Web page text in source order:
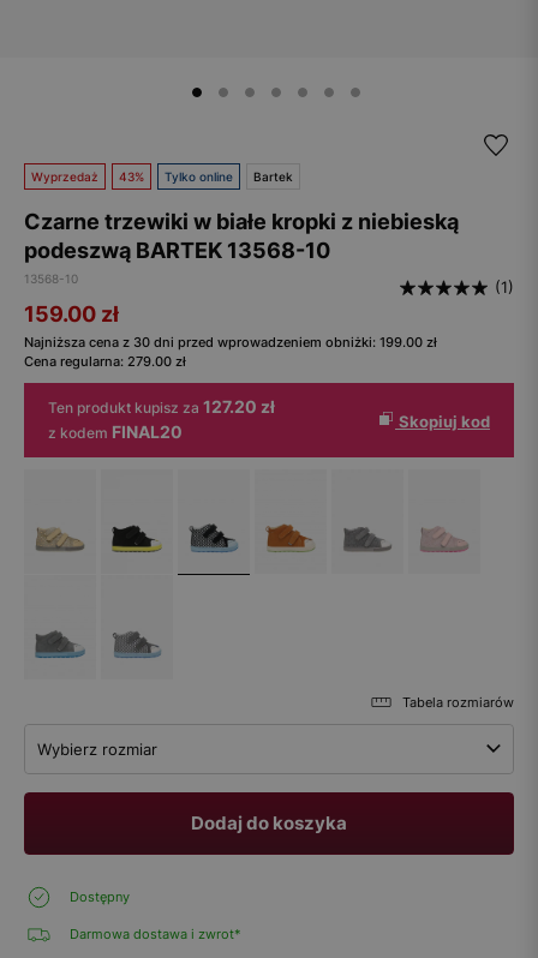
Wyprzedaż 43% Tylko online Bartek
Czarne trzewiki w białe kropki z niebieską
podeszwą BARTEK 13568-10
13568-10 (1)
159.00 zł
Najniższa cena z 30 dni przed wprowadzeniem obniżki: 199.00 zł
Cena regularna: 279.00 zł
Ten produkt kupisz za 127.20 zł
z kodem FINAL20 Skopiuj kod
Tabela rozmiarów
Wybierz rozmiar
Dodaj do koszyka
Dostępny
Darmowa dostawa i zwrot*